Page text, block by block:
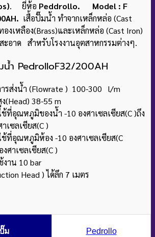
. ยี่ห้อ Peddrollo. Model : F
เสื้อปั๊มน้ำ ทำจากเหล็กหล่อ (Cast
เหลือง(Brass)และเหล็กหล่อ (Cast Iron)
ะอาด สำหรับโรงงานอุตสาหกรรมต่างๆ.
ำ PedrolloF32/200AH
รส่งน้ำ (Flowrate ) 100-300 l/m
(Head) 38-55 m
ช้ที่อุณหภูมิของน้ำ -10 องศาเซลเซียส(C )ถึง
เซลเซียส(C )
ช้ที่อุณหภูมิห้อง -10 องศาเซลเซียส(C
ศาเซลเซียส(C )
งาน 10 bar
Head ) ได้ลึก 7 เมตร
ม Pedrollo